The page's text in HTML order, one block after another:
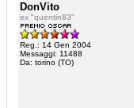
DonVito
ex "quentin83"
Reg.: 14 Gen 2004
Messaggi: 11488
Da: torino (TO)